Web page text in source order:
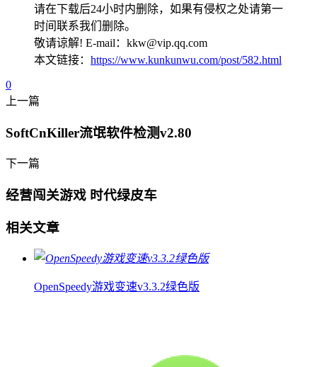
请在下载后24小时内删除，如果有侵权之处请第一
时间联系我们删除。
敬请谅解! E-mail：kkw@vip.qq.com
本文链接： https://www.kunkunwu.com/post/582.html
0
上一篇
SoftCnKiller流氓软件检测v2.80
下一篇
经营闯关游戏 时代绿皮车
相关文章
OpenSpeedy游戏变速v3.3.2绿色版